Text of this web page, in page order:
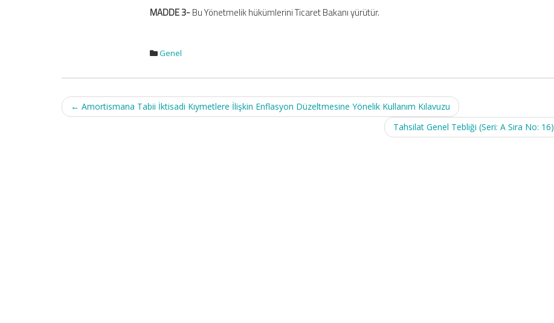
MADDE 3-Bu Yönetmelik hükümlerini Ticaret Bakanı yürütür.
Genel
Post
navigation
← Amortismana Tabii İktisadi Kıymetlere İlişkin Enflasyon Düzeltmesine Yönelik Kullanım Kılavuzu
Tahsilat Genel Tebliği (Seri: A Sıra No: 16)